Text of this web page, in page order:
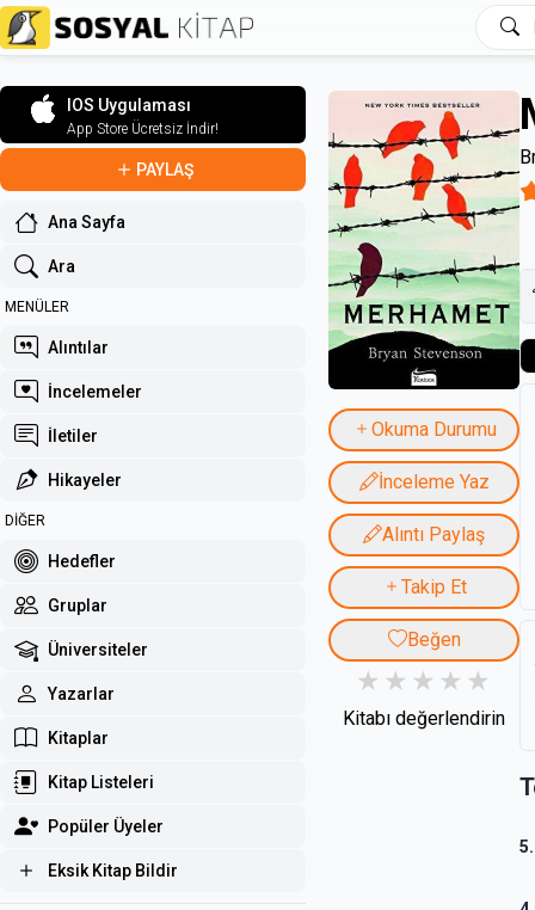
IOS Uygulaması
App Store Ücretsiz İndir!
PAYLAŞ
Ana Sayfa
Ara
MENÜLER
Alıntılar
İncelemeler
İletiler
Hikayeler
DİĞER
Hedefler
Gruplar
Üniversiteler
Yazarlar
Kitaplar
Kitap Listeleri
Popüler Üyeler
Eksik Kitap Bildir
Okuma Durumu
İnceleme Yaz
Alıntı Paylaş
Takip Et
Beğen
Kitabı değerlendirin